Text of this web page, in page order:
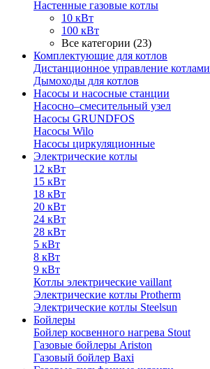
Настенные газовые котлы
10 кВт
100 кВт
Все категории (23)
Комплектующие для котлов
Дистанционное управление котлами
Дымоходы для котлов
Насосы и насосные станции
Насосно–смесительный узел
Насосы GRUNDFOS
Насосы Wilo
Насосы циркуляционные
Электрические котлы
12 кВт
15 кВт
18 кВт
20 кВт
24 кВт
28 кВт
5 кВт
8 кВт
9 кВт
Котлы электрические vaillant
Электрические котлы Protherm
Электрические котлы Steelsun
Бойлеры
Бойлер косвенного нагрева Stout
Газовые бойлеры Ariston
Газовый бойлер Baxi